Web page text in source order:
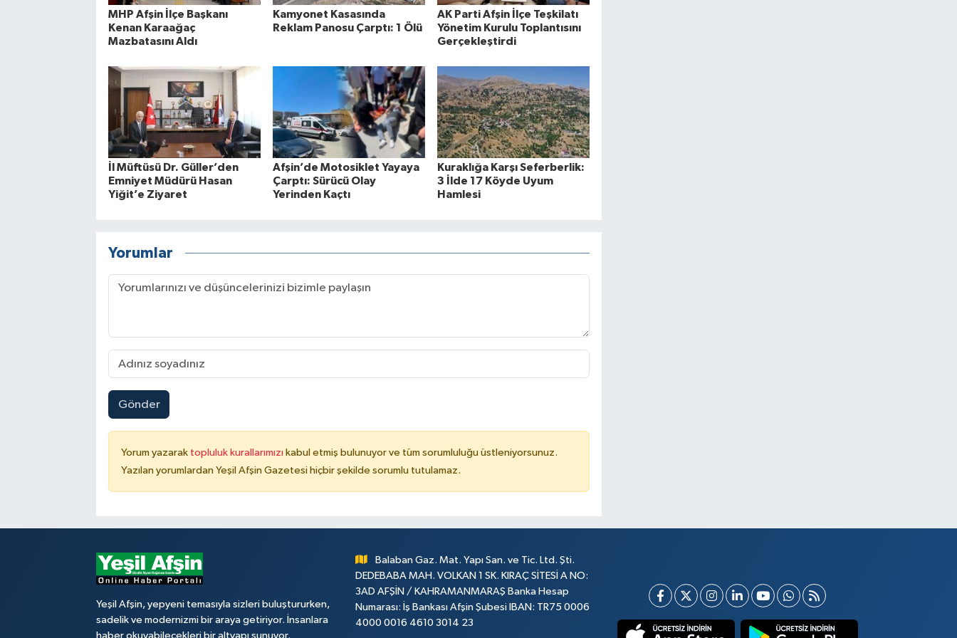
MHP Afşin İlçe Başkanı
Kenan Karaağaç
Mazbatasını Aldı
Kamyonet Kasasında
Reklam Panosu Çarptı: 1 Ölü
AK Parti Afşin İlçe Teşkilatı
Yönetim Kurulu Toplantısını
Gerçekleştirdi
İl Müftüsü Dr. Güller’den
Emniyet Müdürü Hasan
Yiğit’e Ziyaret
Afşin’de Motosiklet Yayaya
Çarptı: Sürücü Olay
Yerinden Kaçtı
Kuraklığa Karşı Seferberlik:
3 İlde 17 Köyde Uyum
Hamlesi
Yorumlar
Gönder
Yorum yazarak topluluk kurallarımızı kabul etmiş bulunuyor ve tüm sorumluluğu üstleniyorsunuz.
Yazılan yorumlardan Yeşil Afşin Gazetesi hiçbir şekilde sorumlu tutulamaz.
Yeşil Afşin, yepyeni temasıyla sizleri buluştururken,
sadelik ve modernizmi bir araya getiriyor. İnsanlara
haber okuyabilecekleri bir altyapı sunuyor.
Balaban Gaz. Mat. Yapı San. ve Tic. Ltd. Şti.
DEDEBABA MAH. VOLKAN 1 SK. KIRAÇ SİTESİ A NO:
3AD AFŞİN / KAHRAMANMARAŞ Banka Hesap
Numarası: İş Bankası Afşin Şubesi IBAN: TR75 0006
4000 0016 4610 3014 23